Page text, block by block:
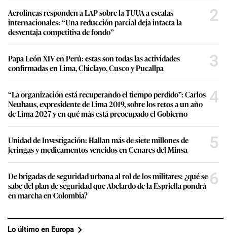
Aerolíneas responden a LAP sobre la TUUA a escalas
internacionales: “Una reducción parcial deja intacta la
desventaja competitiva de fondo”
2
Papa León XIV en Perú: estas son todas las actividades
confirmadas en Lima, Chiclayo, Cusco y Pucallpa
3
“La organización está recuperando el tiempo perdido”: Carlos
Neuhaus, expresidente de Lima 2019, sobre los retos a un año
de Lima 2027 y en qué más está preocupado el Gobierno
4
Unidad de Investigación: Hallan más de siete millones de
jeringas y medicamentos vencidos en Cenares del Minsa
5
De brigadas de seguridad urbana al rol de los militares: ¿qué se
sabe del plan de seguridad que Abelardo de la Espriella pondrá
en marcha en Colombia?
6
Lo último en Europa